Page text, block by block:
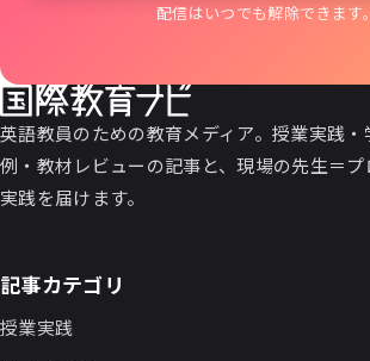
配信はいつでも解除できます。
英語教員のための教育メディア。授業実践
例・教材レビューの記事と、現場の先生＝
実践を届けます。
記事カテゴリ
授業実践